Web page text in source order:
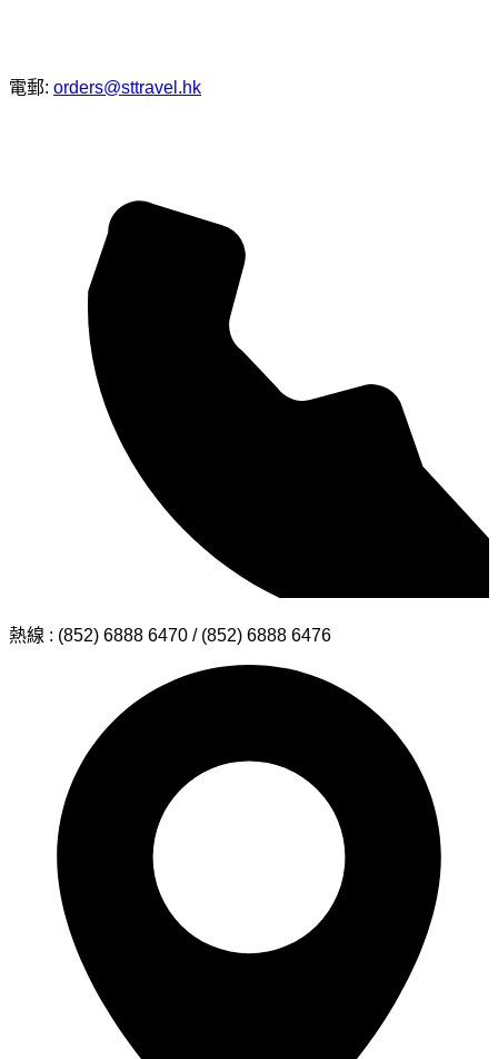
電郵: orders@sttravel.hk
熱線 : (852) 6888 6470 / (852) 6888 6476